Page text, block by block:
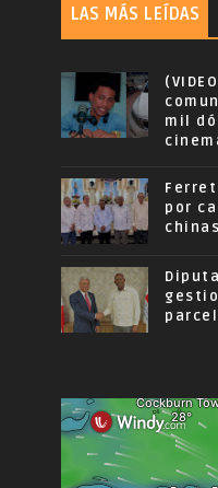
LAS MÁS LEÍDAS
mil
por
chinas